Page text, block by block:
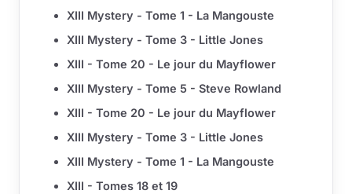
XIII Mystery - Tome 1 - La Mangouste
XIII Mystery - Tome 3 - Little Jones
XIII - Tome 20 - Le jour du Mayflower
XIII Mystery - Tome 5 - Steve Rowland
XIII - Tome 20 - Le jour du Mayflower
XIII Mystery - Tome 3 - Little Jones
XIII Mystery - Tome 1 - La Mangouste
XIII - Tomes 18 et 19